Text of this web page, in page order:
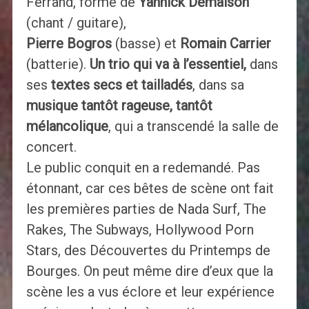
(chant / guitare),
Pierre Bogros (basse) et Romain Carrier
(batterie). Un trio qui va à l’essentiel,dans
ses textes secs et tailladés, dans sa
musique tantôt rageuse, tantôt
mélancolique, qui a transcendé la salle de
concert.
Le public conquit en a redemandé. Pas
étonnant, car ces bêtes de scène ont fait
les premières parties de Nada Surf, The
Rakes, The Subways, Hollywood Porn
Stars, des Découvertes du Printemps de
Bourges. On peut même dire d’eux que la
scène les a vus éclore et leur expérience